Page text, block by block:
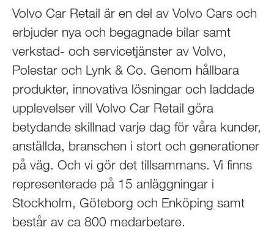
Volvo Car Retail är en del av Volvo Cars och
erbjuder nya och begagnade bilar samt
verkstad- och servicetjänster av Volvo,
Polestar och Lynk & Co. Genom hållbara
produkter, innovativa lösningar och laddade
upplevelser vill Volvo Car Retail göra
betydande skillnad varje dag för våra kunder,
anställda, branschen i stort och generationer
på väg. Och vi gör det tillsammans. Vi finns
representerade på 15 anläggningar i
Stockholm, Göteborg och Enköping samt
består av ca 800 medarbetare.